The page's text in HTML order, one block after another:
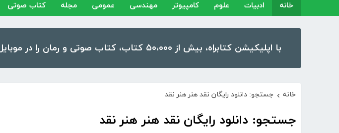
خانه ادبیات علوم کامپیوتر مهندسی عمومی مجله کتاب صوتی
با اپلیکیشن کتابراه، بیش از ۵۰،۰۰۰ کتاب، کتاب صوتی و رمان را در موبایل و تبلت خود داشته باشید!
خانه › جستجو: دانلود رایگان نقد هنر هنر نقد
جستجو: دانلود رایگان نقد هنر هنر نقد